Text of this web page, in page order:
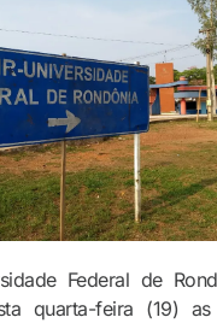
Federal de
quarta-feira (19)